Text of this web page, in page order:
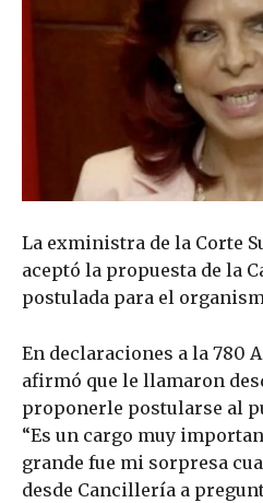
La exministra de la Corte
aceptó la propuesta de la
postulada para el
En declaraciones a la 780
afirmó que le llamaron
proponerle postularse al
“Es un cargo muy
grande fue mi sorpresa
desde Cancillería a